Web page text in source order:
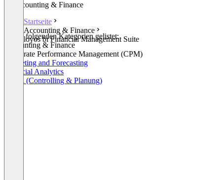
Accounting & Finance
Startseite
Accounting & Finance
loyos bi Financial Management Suite
In den folgenden Kategorien gelistet:
Accounting & Finance
Corporate Performance Management (CPM)
Budgeting and Forecasting
Financial Analytics
FP&A (Controlling & Planung)